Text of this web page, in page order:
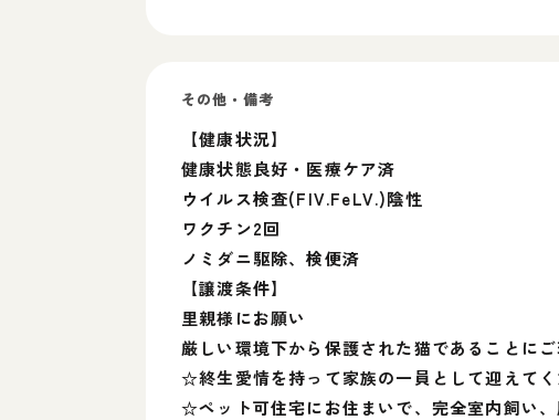
その他・備考
【健康状況】
健康状態良好・医療ケア済
ウイルス検査(FIV.FeLV.)陰性
ワクチン2回
ノミダニ駆除、検便済
【譲渡条件】
里親様にお願い
厳しい環境下から保護された猫であることにご
☆終生愛情を持って家族の一員として迎えてく
☆ペット可住宅にお住まいで、完全室内飼い